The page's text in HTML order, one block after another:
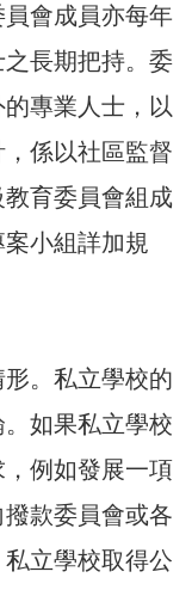
會成員亦每年
長期把持。委
專業人士，以
係以社區監督
育委員會組成
小組詳加規
。私立學校的
如果私立學校
例如發展一項
款委員會或各
立學校取得公